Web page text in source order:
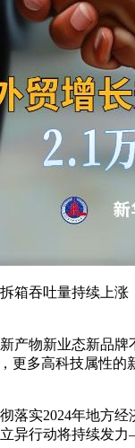
吞吐量持续上涨
物新业态新品牌
更多高科技属性的
实2024年地方经
异行动将持续发